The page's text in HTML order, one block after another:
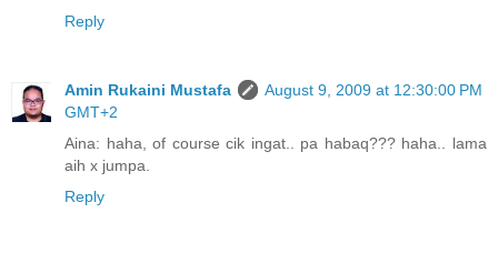
Reply
Amin Rukaini Mustafa
August 9, 2009 at 12:30:00 PM
GMT+2
Aina: haha, of course cik ingat.. pa habaq??? haha.. lama
aih x jumpa.
Reply